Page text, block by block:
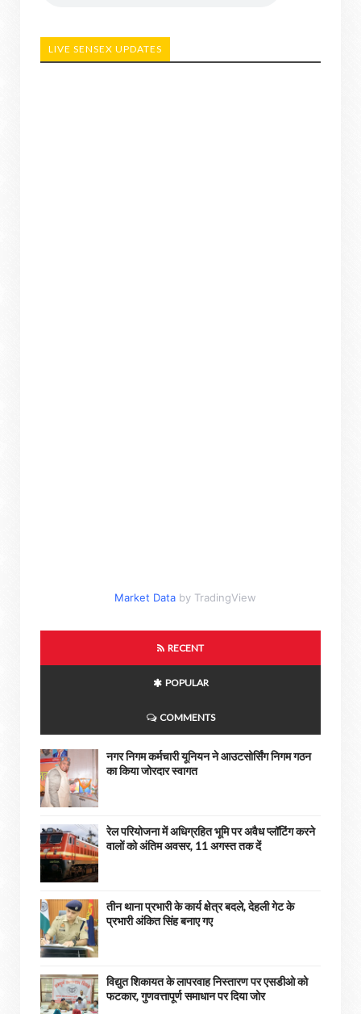
LIVE SENSEX UPDATES
Market Data by TradingView
RECENT
POPULAR
COMMENTS
नगर निगम कर्मचारी यूनियन ने आउटसोर्सिंग निगम गठन
का किया जोरदार स्वागत
रेल परियोजना में अधिग्रहित भूमि पर अवैध प्लॉटिंग करने
वालों को अंतिम अवसर, 11 अगस्त तक दें
तीन थाना प्रभारी के कार्य क्षेत्र बदले, देहली गेट के
प्रभारी अंकित सिंह बनाए गए
विद्युत शिकायत के लापरवाह निस्तारण पर एसडीओ को
फटकार, गुणवत्तापूर्ण समाधान पर दिया जोर